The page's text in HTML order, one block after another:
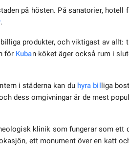
på hösten. På sanatorier, hotell
.
produkter, och viktigast av allt:
för Kuban-köket äger också rum i
i städerna kan du hyra bil
liga
dess omgivningar är de mest
klinik som fungerar som ett
ett monument över en katt